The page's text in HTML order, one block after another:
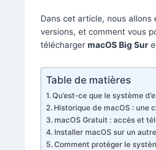
Dans cet article, nous allons
versions, et comment vous
télécharger macOS Big Sur
Table de matières
Qu’est-ce que le système
Historique de macOS : une
macOS Gratuit : accès et
Installer macOS sur un
Comment protéger le